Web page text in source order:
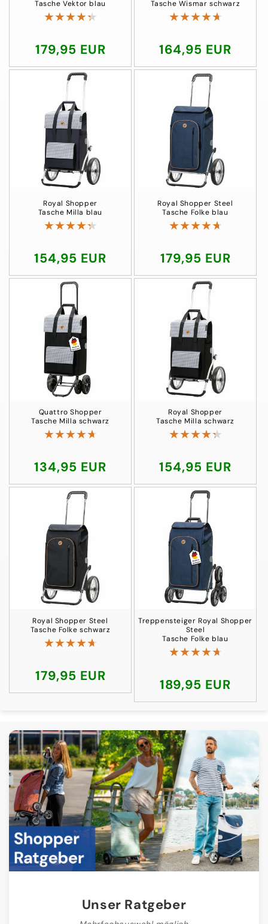
Tasche Vektor blau
Normaler
179,95 EUR
Tasche Wismar schwarz
Normaler
164,95 EUR
Royal Shopper
Tasche Milla blau
Normaler
154,95 EUR
Royal Shopper Steel
Tasche Folke blau
Normaler
179,95 EUR
Quattro Shopper
Tasche Milla schwarz
Normaler
134,95 EUR
Royal Shopper
Tasche Milla schwarz
Normaler
154,95 EUR
Royal Shopper Steel
Tasche Folke schwarz
Normaler
179,95 EUR
Treppensteiger Royal Shopper
Steel
Tasche Folke blau
Normaler
189,95 EUR
Unser Ratgeber